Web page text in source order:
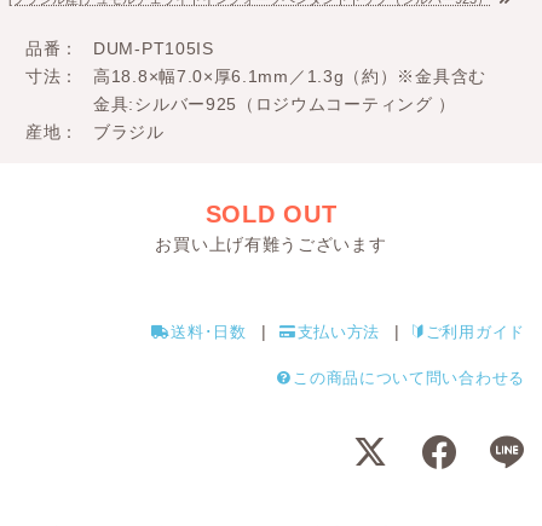
品番
DUM-PT105IS
寸法
高18.8×幅7.0×厚6.1mm／1.3g（約）※金具含む
金具:シルバー925（ロジウムコーティング ）
産地
ブラジル
SOLD OUT
お買い上げ有難うございます
送料･日数 支払い方法 ご利用ガイド
この商品について問い合わせる